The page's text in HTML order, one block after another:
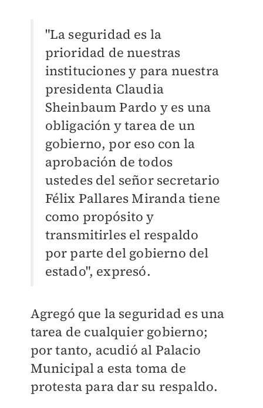
"La seguridad es la
prioridad de nuestras
instituciones y para nuestra
presidenta Claudia
Sheinbaum Pardo y es una
obligación y tarea de un
gobierno, por eso con la
aprobación de todos
ustedes del señor secretario
Félix Pallares Miranda tiene
como propósito y
transmitirles el respaldo
por parte del gobierno del
estado", expresó.
Agregó que la seguridad es una
tarea de cualquier gobierno;
por tanto, acudió al Palacio
Municipal a esta toma de
protesta para dar su respaldo.